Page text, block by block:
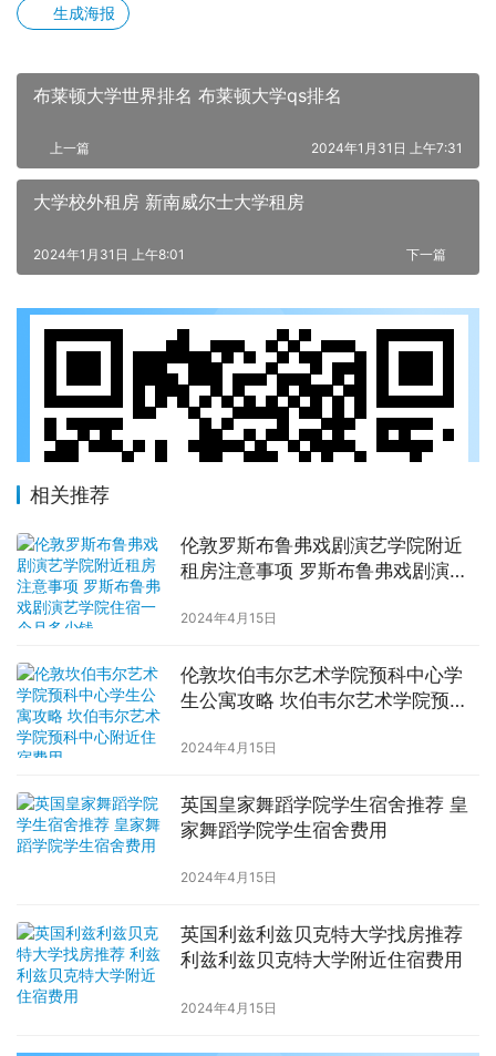
生成海报
布莱顿大学世界排名 布莱顿大学qs排名
上一篇 2024年1月31日 上午7:31
大学校外租房 新南威尔士大学租房
下一篇
2024年1月31日 上午8:01
相关推荐
伦敦罗斯布鲁弗戏剧演艺学院附近
租房注意事项 罗斯布鲁弗戏剧演艺
2024年4月15日
伦敦坎伯韦尔艺术学院预科中心学
生公寓攻略 坎伯韦尔艺术学院预科
2024年4月15日
英国皇家舞蹈学院学生宿舍推荐 皇
家舞蹈学院学生宿舍费用
2024年4月15日
英国利兹利兹贝克特大学找房推荐
利兹利兹贝克特大学附近住宿费用
2024年4月15日